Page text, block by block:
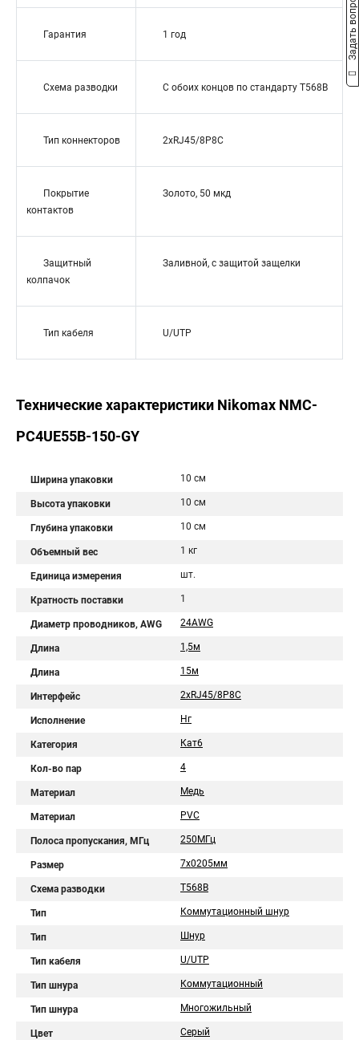
Гарантия 1 год
Схема разводки С обоих концов по стандарту T568B
Тип коннекторов 2xRJ45/8P8C
Покрытие
контактов
Золото, 50 мкд
Защитный
колпачок
Заливной, с защитой защелки
Тип кабеля U/UTP
Технические характеристики Nikomax NMC-
PC4UE55B-150-GY
Ширина упаковки 10 см
Высота упаковки 10 см
Глубина упаковки 10 см
Объемный вес 1 кг
Единица измерения шт.
Кратность поставки 1
Диаметр проводников, AWG 24AWG
Длина 1,5м
Длина 15м
Интерфейс 2хRJ45/8P8C
Исполнение Нг
Категория Кат6
Кол-во пар 4
Материал Медь
Материал PVC
Полоса пропускания, МГц 250МГц
Размер 7х0205мм
Схема разводки T568B
Тип Коммутационный шнур
Тип Шнур
Тип кабеля U/UTP
Тип шнура Коммутационный
Тип шнура Многожильный
Цвет Серый
Задать вопрос